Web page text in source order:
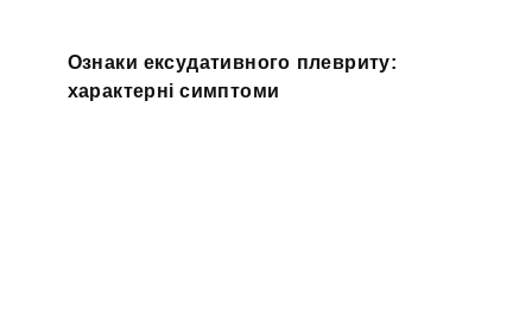
Ознаки ексудативного плевриту:
характерні симптоми